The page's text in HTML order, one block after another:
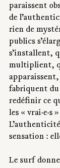
paraissent
de
rien de
publics
s’installent,
multiplient,
fabriquent
redéfinir ce
les « vrai·e·s
sensation :
Le surf